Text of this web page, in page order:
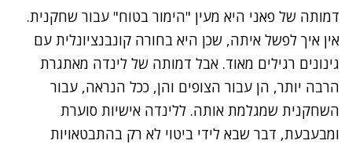
דמותה של פאני היא מעין "הימור בטוח" עבור שחקנית.
אין איך לפשל איתה, שכן היא בחורה קונבנציונלית עם
גינונים רגילים מאוד. אבל דמותה של לינדה מאתגרת
הרבה יותר, הן עבור הצופים והן, ככל הנראה, עבור
השחקנית שמגלמת אותה. ללינדה אישיות סוערת
ומבעבעת, דבר שבא לידי ביטוי לא רק בהתבטאויות